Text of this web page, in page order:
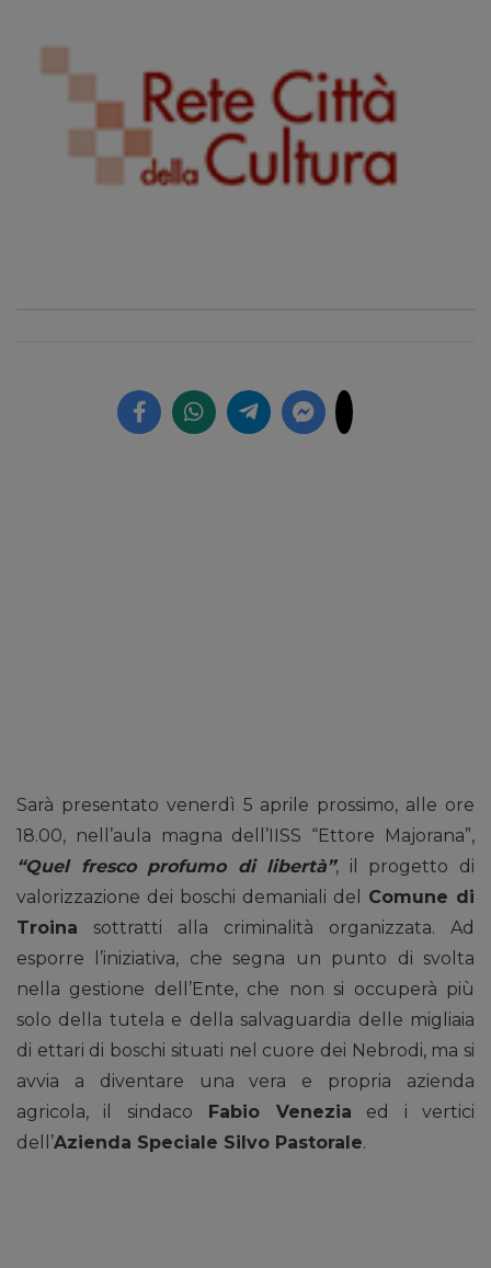
Sarà presentato venerdì 5 aprile prossimo, alle ore
18.00, nell’aula magna dell’IISS “Ettore Majorana”,
“Quel fresco profumo di libertà”, il progetto di
valorizzazione dei boschi demaniali del Comune di
Troina sottratti alla criminalità organizzata. Ad
esporre l’iniziativa, che segna un punto di svolta
nella gestione dell’Ente, che non si occuperà più
solo della tutela e della salvaguardia delle migliaia
di ettari di boschi situati nel cuore dei Nebrodi, ma si
avvia a diventare una vera e propria azienda
agricola, il sindaco Fabio Venezia ed i vertici
dell’Azienda Speciale Silvo Pastorale.